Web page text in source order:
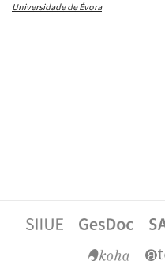
Universidade de Évora